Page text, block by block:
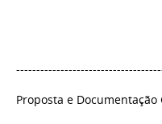
Proposta e Documentação